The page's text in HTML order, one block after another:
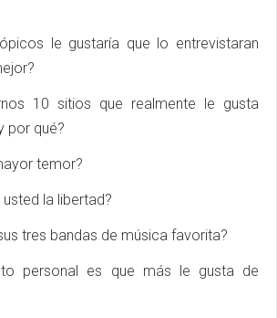
le gustaría que lo entrevistaran
10 sitios que realmente le gusta
por qué?
temor?
la libertad?
tres bandas de música favorita?
personal es que más le gusta de